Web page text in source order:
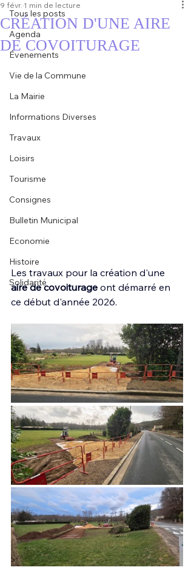
Tous les posts
Agenda
Évenements
Vie de la Commune
La Mairie
Informations Diverses
Travaux
Loisirs
Tourisme
Consignes
Bulletin Municipal
Economie
Histoire
Solidarité
CRÉATION D'UNE AIRE
DE COVOITURAGE
9 févr. 1 min de lecture
Les travaux pour la création d'une
aire de covoiturage ont démarré en
ce début d'année 2026.